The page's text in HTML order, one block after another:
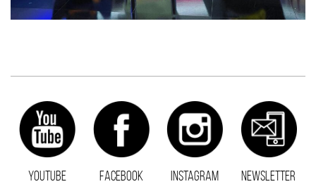
YOUTUBE FACEBOOK INSTAGRAM NEWSLETTER